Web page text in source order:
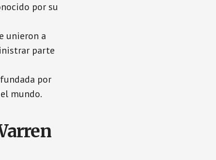
por su
unieron a
parte
por
mundo.